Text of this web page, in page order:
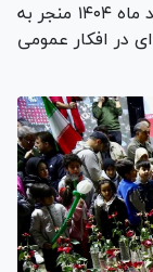
حمله تروریستی به مدرسه میناب در ۹ اسفند ماه ۱۴۰۴ منجر به
در افکار عمومی